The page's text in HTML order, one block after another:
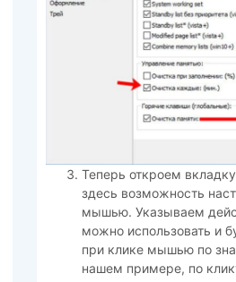
Теперь откроем
здесь возможность
мышью. Указываем
можно использовать и
при клике мышью по
нашем примере, по